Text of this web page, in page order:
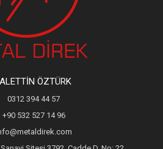
ÖZTÜRK
0312 394 44 57
+90 532 527 14 96